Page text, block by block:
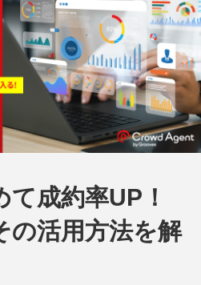
成約率UP！
の活用方法を解